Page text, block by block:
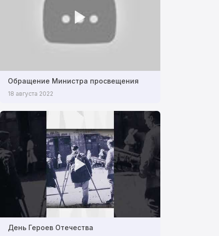
Обращение Министра просвещения
18 августа 2022
День Героев Отечества